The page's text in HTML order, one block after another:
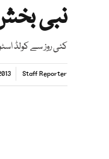
نبی بخش
کئی روز سے کولڈ
Staff Reporter